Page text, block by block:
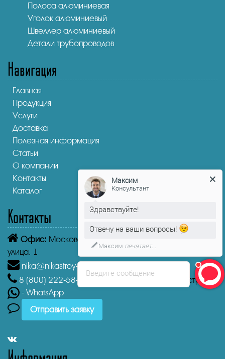
Полоса алюминиевая
Уголок алюминиевый
Швеллер алюминиевый
Детали трубопроводов
Навигация
Главная
Продукция
Услуги
Доставка
Полезная информация
Статьи
О компании
Контакты
Каталог
Контакты
Офис: Московская область, Истра, Пролетарская
улица, 1
nika@nikastroy-msk.ru
8 (800) 222-58-30
Звонок бесплатный из г. Истра
- WhatsApp
Отправить заявку
Введите сообщение
Максим
Консультант
Здравствуйте!
Отвечу на ваши вопросы!
Максим печатает...